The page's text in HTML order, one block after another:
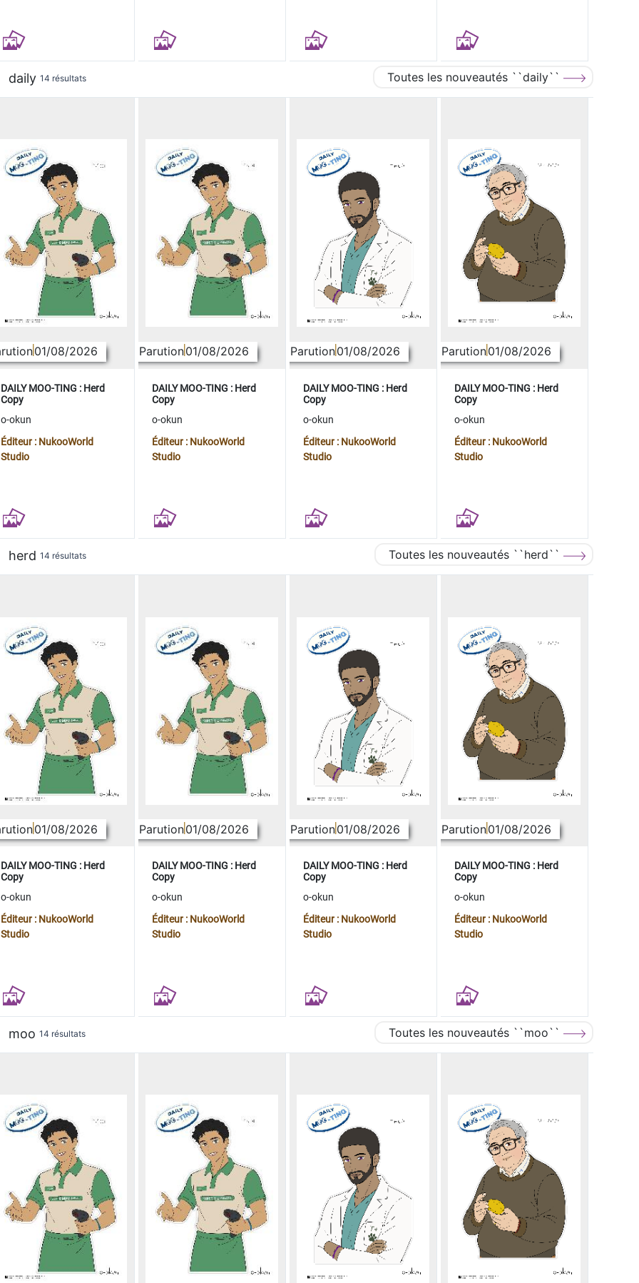
daily 14 résultats Toutes les nouveautés ``daily``
01/08/2026
DAILY MOO-TING : Herd
Copy
o-okun
Éditeur : NukooWorld
Studio
Parution01/08/2026
DAILY MOO-TING : Herd
Copy
o-okun
Éditeur : NukooWorld
Studio
Parution01/08/2026
DAILY MOO-TING : Herd
Copy
o-okun
Éditeur : NukooWorld
Studio
Parution01/08/2026
DAILY MOO-TING : Herd
Copy
o-okun
Éditeur : NukooWorld
Studio
herd 14 résultats Toutes les nouveautés ``herd``
01/08/2026
DAILY MOO-TING : Herd
Copy
o-okun
Éditeur : NukooWorld
Studio
Parution01/08/2026
DAILY MOO-TING : Herd
Copy
o-okun
Éditeur : NukooWorld
Studio
Parution01/08/2026
DAILY MOO-TING : Herd
Copy
o-okun
Éditeur : NukooWorld
Studio
Parution01/08/2026
DAILY MOO-TING : Herd
Copy
o-okun
Éditeur : NukooWorld
Studio
moo 14 résultats Toutes les nouveautés ``moo``